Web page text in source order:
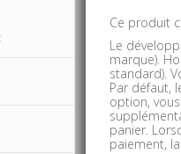
Ce produit
Le
marque).
standard).
Par défaut,
option,
panier.
paiement,